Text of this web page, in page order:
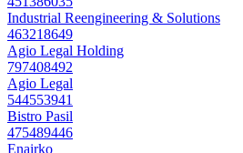
Industrial Reengineering & Solutions
463218649
Agio Legal Holding
797408492
Agio Legal
544553941
Bistro Pasil
475489446
Enairko